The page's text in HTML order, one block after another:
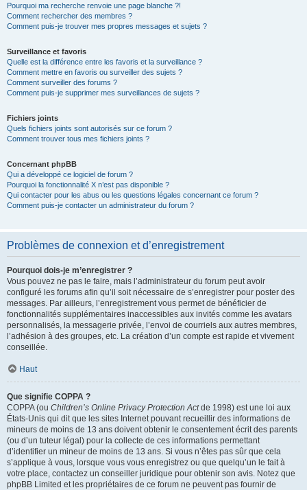
Pourquoi ma recherche renvoie une page blanche ?!
Comment rechercher des membres ?
Comment puis-je trouver mes propres messages et sujets ?
Surveillance et favoris
Quelle est la différence entre les favoris et la surveillance ?
Comment mettre en favoris ou surveiller des sujets ?
Comment surveiller des forums ?
Comment puis-je supprimer mes surveillances de sujets ?
Fichiers joints
Quels fichiers joints sont autorisés sur ce forum ?
Comment trouver tous mes fichiers joints ?
Concernant phpBB
Qui a développé ce logiciel de forum ?
Pourquoi la fonctionnalité X n’est pas disponible ?
Qui contacter pour les abus ou les questions légales concernant ce forum ?
Comment puis-je contacter un administrateur du forum ?
Problèmes de connexion et d’enregistrement
Pourquoi dois-je m’enregistrer ?
Vous pouvez ne pas le faire, mais l’administrateur du forum peut avoir
configuré les forums afin qu’il soit nécessaire de s’enregistrer pour poster des
messages. Par ailleurs, l’enregistrement vous permet de bénéficier de
fonctionnalités supplémentaires inaccessibles aux invités comme les avatars
personnalisés, la messagerie privée, l’envoi de courriels aux autres membres,
l’adhésion à des groupes, etc. La création d’un compte est rapide et vivement
conseillée.
Haut
Que signifie COPPA ?
COPPA (ou Children’s Online Privacy Protection Actde 1998) est une loi aux
États-Unis qui dit que les sites Internet pouvant recueillir des informations de
mineurs de moins de 13 ans doivent obtenir le consentement écrit des parents
(ou d’un tuteur légal) pour la collecte de ces informations permettant
d’identifier un mineur de moins de 13 ans. Si vous n’êtes pas sûr que cela
s’applique à vous, lorsque vous vous enregistrez ou que quelqu’un le fait à
votre place, contactez un conseiller juridique pour obtenir son avis. Notez que
phpBB Limited et les propriétaires de ce forum ne peuvent pas fournir de